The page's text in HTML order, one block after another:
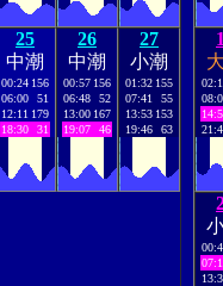
25
中潮
00:24 156
06:00
51
12:11 179
18:30
31
26
中潮
00:57 156
06:48
52
13:00 167
19:07
46
27
小潮
01:32 155
07:41
55
13:53 153
19:46
63